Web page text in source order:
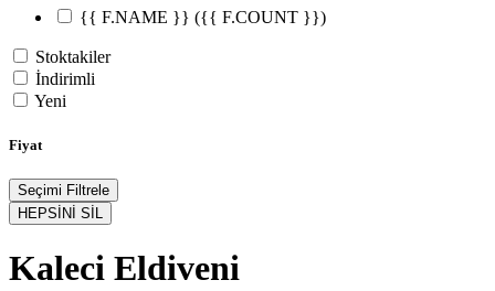
{{ F.NAME }} ({{ F.COUNT }})
Stoktakiler
İndirimli
Yeni
Fiyat
Seçimi Filtrele
HEPSİNİ SİL
Kaleci Eldiveni